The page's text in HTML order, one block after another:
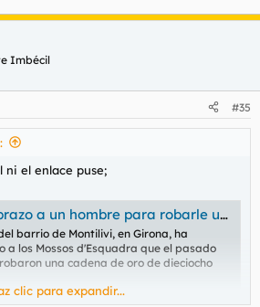
Imbécil
#35
ni el enlace puse;
para robarle una cadena de oro de dieciocho quilates en Girona
barrio de Montilivi, en Girona, ha
a los Mossos d'Esquadra que el pasado
una cadena de oro de dieciocho
clic para expandir...